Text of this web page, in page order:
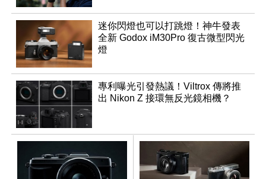
迷你閃燈也可以打跳燈！神牛發表
全新 Godox iM30Pro 復古微型閃光
燈
專利曝光引發熱議！Viltrox 傳將推
出 Nikon Z 接環無反光鏡相機？